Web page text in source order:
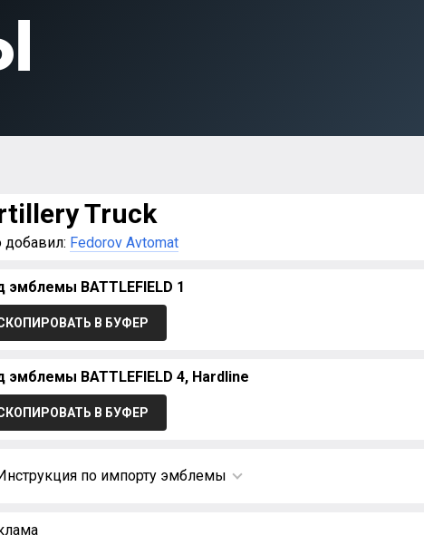
Truck
добавил: Fedorov Avtomat
эмблемы BATTLEFIELD 1
В БУФЕР
эмблемы BATTLEFIELD 4, Hardline
В БУФЕР
по импорту эмблемы